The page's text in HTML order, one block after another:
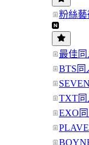
粉絲藝
最佳
BTS同
TXT同
EXO